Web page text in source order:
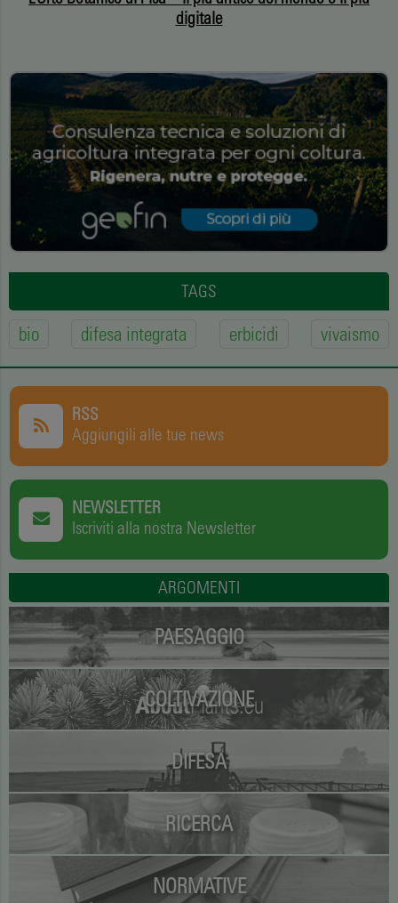
digitale
TAGS
bio difesa integrata erbicidi vivaismo
RSS
Aggiungili alle tue news
NEWSLETTER
Iscriviti alla nostra Newsletter
ARGOMENTI
PAESAGGIO
COLTIVAZIONE
DIFESA
RICERCA
NORMATIVE